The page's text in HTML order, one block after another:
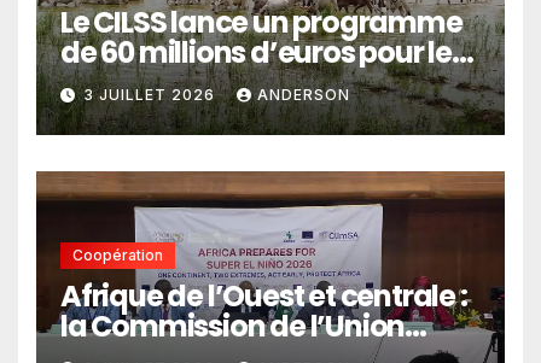
Le CILSS lance un programme
de 60 millions d’euros pour le
pastoralisme
3 JUILLET 2026 ANDERSON
Coopération
Afrique de l’Ouest et centrale :
la Commission de l’Union